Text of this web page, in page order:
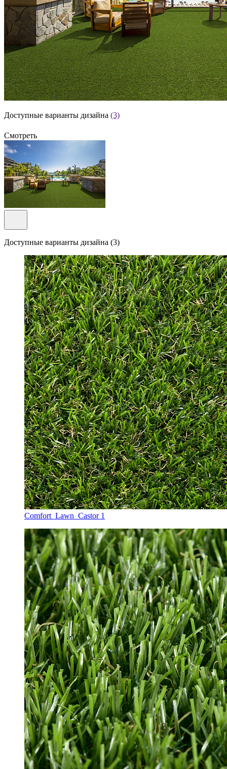
Доступные варианты дизайна (3)
Смотреть
Доступные варианты дизайна (3)
Comfort_Lawn_Castor 1